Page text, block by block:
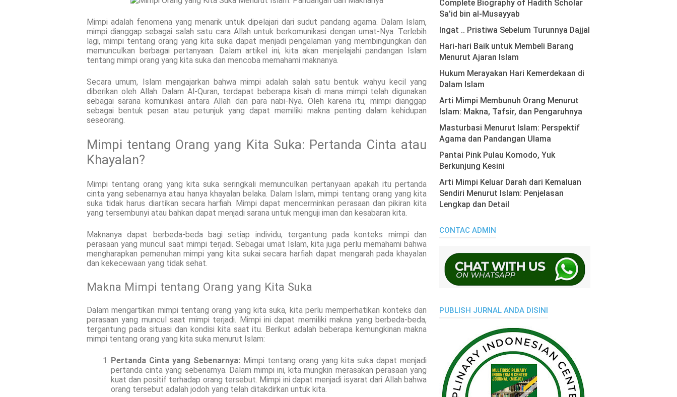
Mimpi adalah fenomena yang menarik untuk dipelajari dari sudut pandang agama. Dalam Islam,
mimpi dianggap sebagai salah satu cara Allah untuk berkomunikasi dengan umat-Nya. Terlebih
lagi, mimpi tentang orang yang kita suka dapat menjadi pengalaman yang membingungkan dan
memunculkan berbagai pertanyaan. Dalam artikel ini, kita akan menjelajahi pandangan Islam
tentang mimpi orang yang kita suka dan mencoba memahami maknanya.
Secara umum, Islam mengajarkan bahwa mimpi adalah salah satu bentuk wahyu kecil yang
diberikan oleh Allah. Dalam Al-Quran, terdapat beberapa kisah di mana mimpi telah digunakan
sebagai sarana komunikasi antara Allah dan para nabi-Nya. Oleh karena itu, mimpi dianggap
sebagai bentuk pesan atau petunjuk yang dapat memiliki makna penting dalam kehidupan
seseorang.
Mimpi tentang Orang yang Kita Suka: Pertanda Cinta atau
Khayalan?
Mimpi tentang orang yang kita suka seringkali memunculkan pertanyaan apakah itu pertanda
cinta yang sebenarnya atau hanya khayalan belaka. Dalam Islam, mimpi tentang orang yang kita
suka tidak harus diartikan secara harfiah. Mimpi dapat mencerminkan perasaan dan pikiran kita
yang tersembunyi atau bahkan dapat menjadi sarana untuk menguji iman dan kesabaran kita.
Maknanya dapat berbeda-beda bagi setiap individu, tergantung pada konteks mimpi dan
perasaan yang muncul saat mimpi terjadi. Sebagai umat Islam, kita juga perlu memahami bahwa
mengharapkan pemenuhan mimpi yang kita sukai secara harfiah dapat mengarah pada khayalan
dan kekecewaan yang tidak sehat.
Makna Mimpi tentang Orang yang Kita Suka
Dalam mengartikan mimpi tentang orang yang kita suka, kita perlu memperhatikan konteks dan
perasaan yang muncul saat mimpi terjadi. Mimpi ini dapat memiliki makna yang berbeda-beda,
tergantung pada situasi dan kondisi kita saat itu. Berikut adalah beberapa kemungkinan makna
mimpi tentang orang yang kita suka menurut Islam:
Pertanda Cinta yang Sebenarnya: Mimpi tentang orang yang kita suka dapat menjadi
pertanda cinta yang sebenarnya. Dalam mimpi ini, kita mungkin merasakan perasaan yang
kuat dan positif terhadap orang tersebut. Mimpi ini dapat menjadi isyarat dari Allah bahwa
orang tersebut adalah jodoh yang telah ditakdirkan untuk kita.
Complete Biography of Hadith Scholar
Sa'id bin al-Musayyab
Ingat .. Pristiwa Sebelum Turunnya Dajjal
Hari-hari Baik untuk Membeli Barang
Menurut Ajaran Islam
Hukum Merayakan Hari Kemerdekaan di
Dalam Islam
Arti Mimpi Membunuh Orang Menurut
Islam: Makna, Tafsir, dan Pengaruhnya
Masturbasi Menurut Islam: Perspektif
Agama dan Pandangan Ulama
Pantai Pink Pulau Komodo, Yuk
Berkunjung Kesini
Arti Mimpi Keluar Darah dari Kemaluan
Sendiri Menurut Islam: Penjelasan
Lengkap dan Detail
CONTAC ADMIN
PUBLISH JURNAL ANDA DISINI